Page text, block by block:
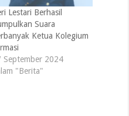
Lestari Berhasil
Suara
Ketua Kolegium
September 2024
"Berita"